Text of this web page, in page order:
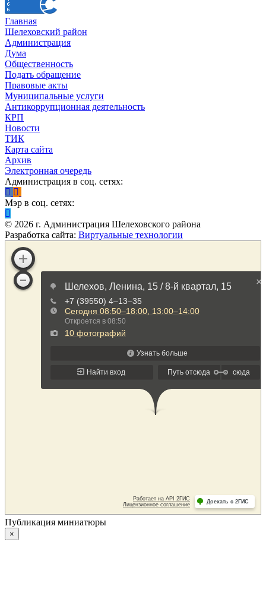
Главная
Шелеховский район
Администрация
Дума
Общественность
Подать обращение
Правовые акты
Муниципальные услуги
Антикоррупционная деятельность
КРП
Новости
ТИК
Карта сайта
Архив
Электронная очередь
Администрация в соц. сетях:
Мэр в соц. сетях:
© 2026 г. Администрация Шелеховского района
Разработка сайта: Виртуальные технологии
Публикация миниатюры
×